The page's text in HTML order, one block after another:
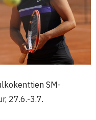
SM-
27.6.-3.7.